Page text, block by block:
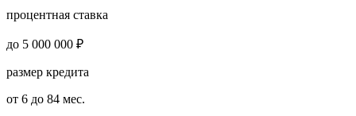
процентная ставка
до 5 000 000 ₽
размер кредита
от 6 до 84 мес.